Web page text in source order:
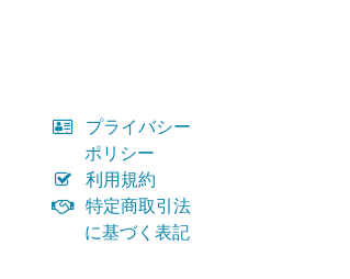
プライバシー
ポリシー
利用規約
特定商取引法
に基づく表記